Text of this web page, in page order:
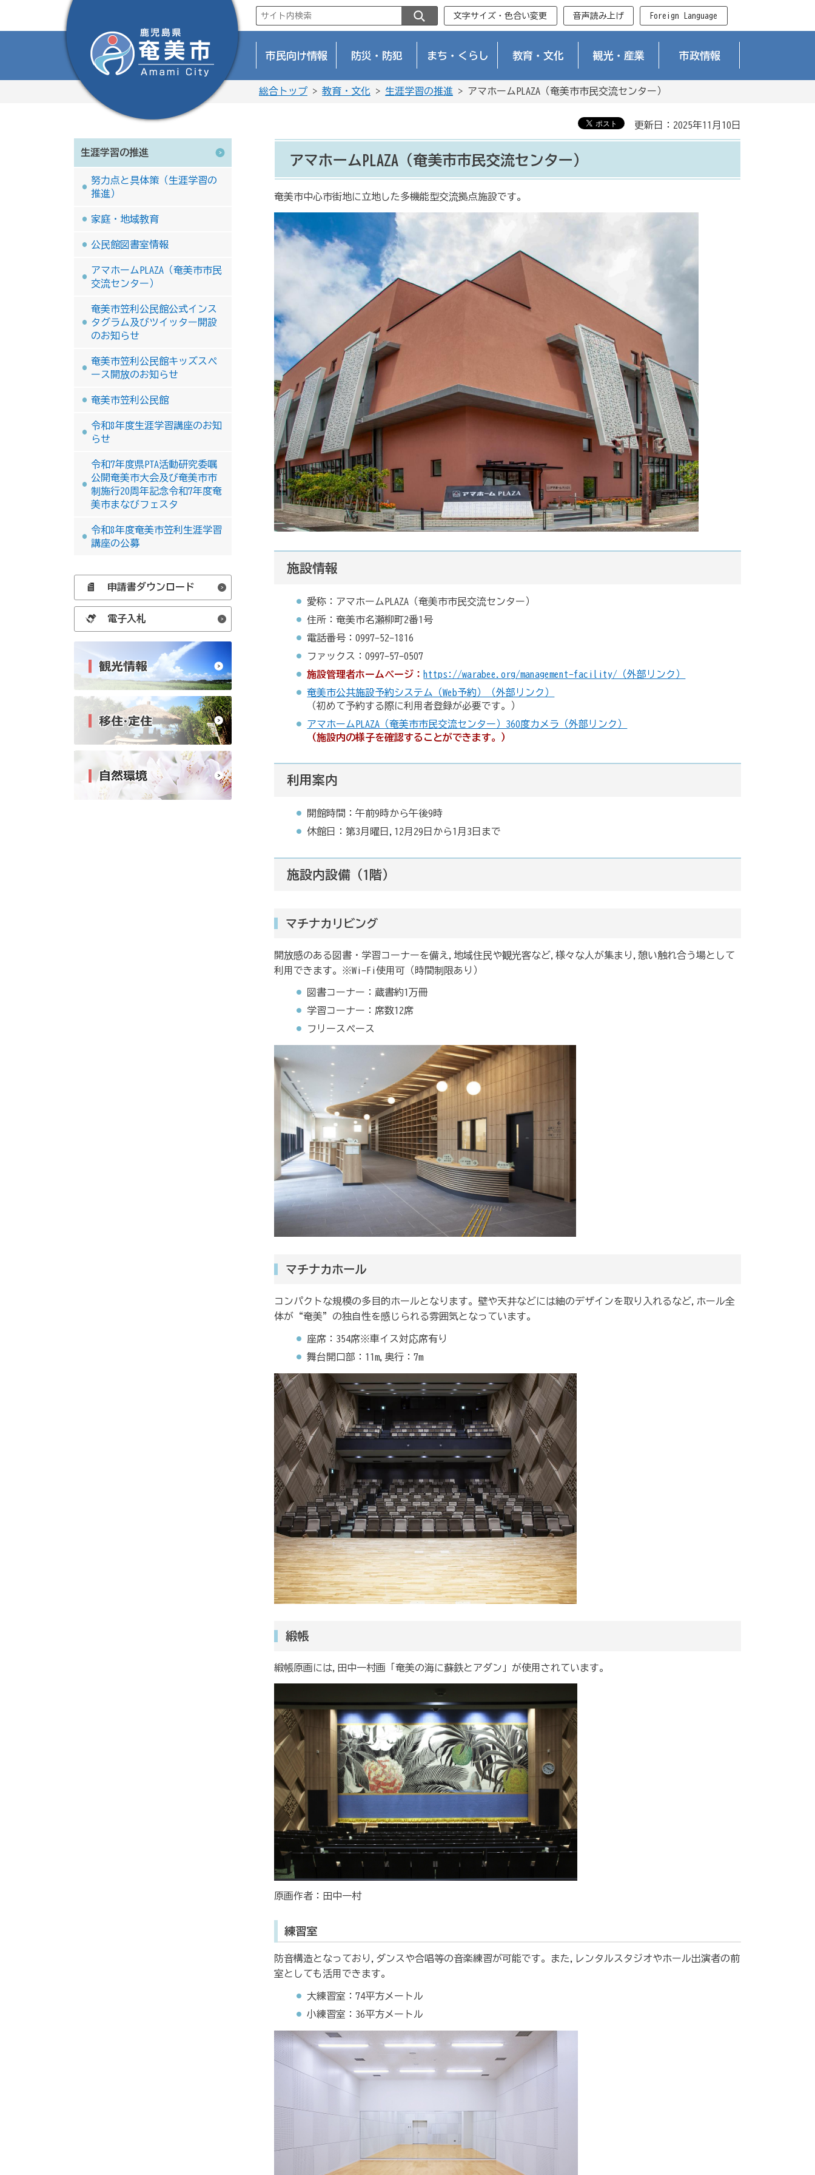
文字サイズ・色合い変更 音声読み上げ Foreign Language
市民向け情報 防災・防犯 まち・くらし 教育・文化 観光・産業 市政情報
総合トップ > 教育・文化 > 生涯学習の推進 > アマホームPLAZA（奄美市市民交流センター）
生涯学習の推進
努力点と具体策（生涯学習の
推進）
家庭・地域教育
公民館図書室情報
アマホームPLAZA（奄美市市民
交流センター）
奄美市笠利公民館公式インス
タグラム及びツイッター開設
のお知らせ
奄美市笠利公民館キッズスペ
ース開放のお知らせ
奄美市笠利公民館
令和8年度生涯学習講座のお知
らせ
令和7年度県PTA活動研究委嘱
公開奄美市大会及び奄美市市
制施行20周年記念令和7年度奄
美市まなびフェスタ
令和8年度奄美市笠利生涯学習
講座の公募
申請書ダウンロード
電子入札
更新日：2025年11月10日
アマホームPLAZA（奄美市市民交流センター）
奄美市中心市街地に立地した多機能型交流拠点施設です。
施設情報
愛称：アマホームPLAZA（奄美市市民交流センター）
住所：奄美市名瀬柳町2番1号
電話番号：0997-52-1816
ファックス：0997-57-0507
施設管理者ホームページ： https://warabee.org/management-facility/（外部リンク）
奄美市公共施設予約システム（Web予約）（外部リンク）
（初めて予約する際に利用者登録が必要です。）
アマホームPLAZA（奄美市市民交流センター）360度カメラ（外部リンク）
（施設内の様子を確認することができます。）
利用案内
開館時間：午前9時から午後9時
休館日：第3月曜日,12月29日から1月3日まで
施設内設備（1階）
マチナカリビング
開放感のある図書・学習コーナーを備え,地域住民や観光客など,様々な人が集まり,憩い触れ合う場として
利用できます。※Wi-Fi使用可（時間制限あり）
図書コーナー：蔵書約1万冊
学習コーナー：席数12席
フリースペース
マチナカホール
コンパクトな規模の多目的ホールとなります。壁や天井などには紬のデザインを取り入れるなど,ホール全
体が“奄美”の独自性を感じられる雰囲気となっています。
座席：354席※車イス対応席有り
舞台開口部：11m,奥行：7m
緞帳
緞帳原画には,田中一村画「奄美の海に蘇鉄とアダン」が使用されています。
原画作者：田中一村
練習室
防音構造となっており,ダンスや合唱等の音楽練習が可能です。また,レンタルスタジオやホール出演者の前
室としても活用できます。
大練習室：74平方メートル
小練習室：36平方メートル